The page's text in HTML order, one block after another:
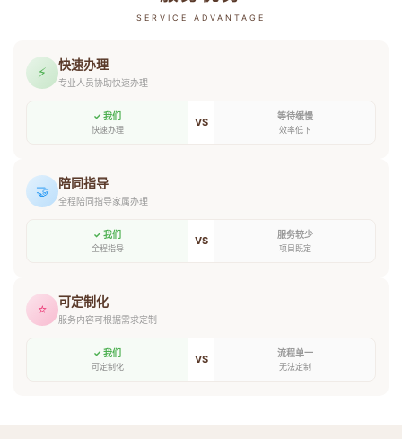
SERVICE ADVANTAGE
⚡ 快速办理
专业人员协助快速办理
✓ 我们
快速办理
VS 等待缓慢
效率低下
🤝 陪同指导
全程陪同指导家属办理
✓ 我们
全程指导
VS 服务较少
项目既定
⭐ 可定制化
服务内容可根据需求定制
✓ 我们
可定制化
VS 流程单一
无法定制